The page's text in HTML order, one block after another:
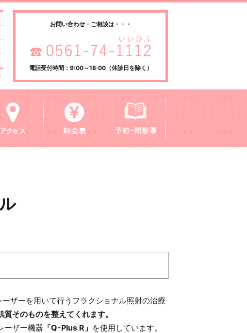
お問い合わせ・ご相談は・・・
電話受付時間：9:00～18:00（休診日を除く）
ザーを用いて行うフラクショナル照射の治療
そのものを整えてくれます。
ーザー機器 「Q-Plus R」 を使用しています。